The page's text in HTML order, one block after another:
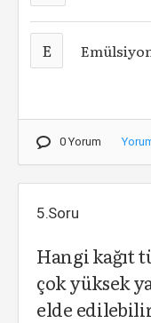
E
0 Yorum
5.Soru
Hangi kağıt
çok yüksek
elde